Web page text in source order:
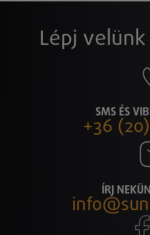
Lépj velünk
SMS ÉS
+36
ÍRJ